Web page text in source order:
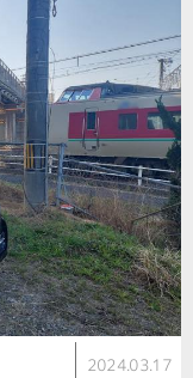
2024.03.17